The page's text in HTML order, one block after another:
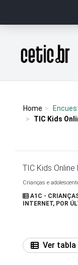
Página inicial
Home
TIC Kids
TIC Kids
Crianças e
A1C -
INTERNET, POR
Ver tabla